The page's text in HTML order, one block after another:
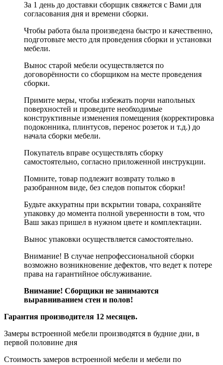
За 1 день до доставки сборщик свяжется с Вами для
согласования дня и времени сборки.
Чтобы работа была произведена быстро и качественно,
подготовьте место для проведения сборки и установки
мебели.
Вынос старой мебели осуществляется по
договорённости со сборщиком на месте проведения
сборки.
Примите меры, чтобы избежать порчи напольных
поверхностей и проведите необходимые
конструктивные изменения помещения (корректировка
подоконника, плинтусов, перенос розеток и т.д.) до
начала сборки мебели.
Покупатель вправе осуществлять сборку
самостоятельно, согласно приложенной инструкции.
Помните, товар подлежит возврату только в
разобранном виде, без следов попыток сборки!
Будьте аккуратны при вскрытии товара, сохраняйте
упаковку до момента полной уверенности в том, что
Ваш заказ пришел в нужном цвете и комплектации.
Вынос упаковки осуществляется самостоятельно.
Внимание! В случае непрофессиональной сборки
возможно возникновение дефектов, что ведет к потере
права на гарантийное обслуживание.
Внимание! Сборщики не занимаются
выравниванием стен и полов!
Гарантия производителя 12 месяцев.
Замеры встроенной мебели производятся в будние дни, в
первой половине дня
Стоимость замеров встроенной мебели и мебели по